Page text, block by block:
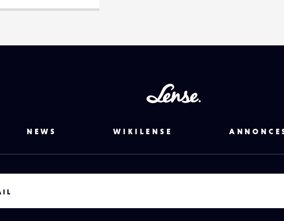
NEWS WIKILENSE